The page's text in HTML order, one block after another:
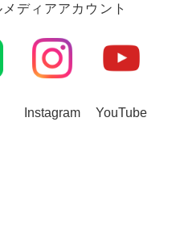
ディアアカウント
Instagram YouTube